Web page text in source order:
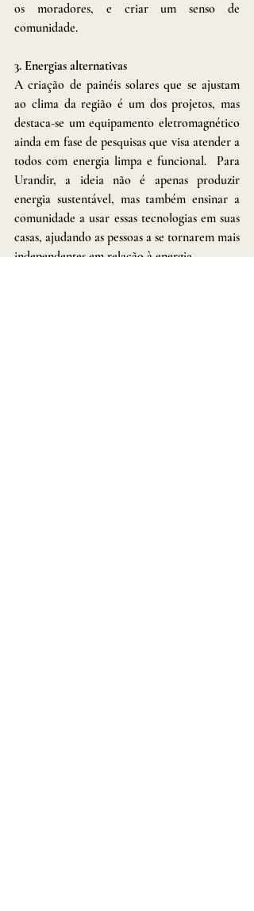
os moradores, e criar um senso de
comunidade.
3. Energias alternativas
A criação de painéis solares que se ajustam
ao clima da região é um dos projetos, mas
destaca-se um equipamento eletromagnético
ainda em fase de pesquisas que visa atender a
todos com energia limpa e funcional.  Para
Urandir, a ideia não é apenas produzir
energia sustentável, mas também ensinar a
comunidade a usar essas tecnologias em suas
casas, ajudando as pessoas a se tornarem mais
independentes em relação à energia.